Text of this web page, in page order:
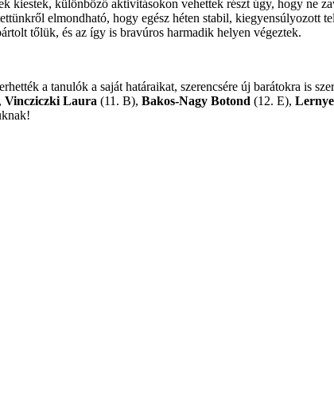
kiestek, különböző aktivitásokon vehettek részt úgy, hogy ne
elmondható, hogy egész héten stabil, kiegyensúlyozott
tőlük, és az így is bravúros harmadik helyen végeztek.
a tanulók a saját határaikat, szerencsére új barátokra is
Vincziczki Laura (11. B), Bakos-Nagy Botond (12. E),